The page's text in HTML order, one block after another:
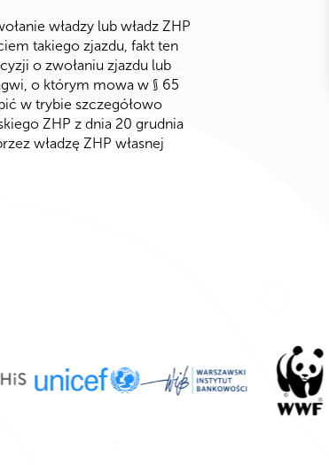
władzy lub władz ZHP
takiego zjazdu, fakt ten
o zwołaniu zjazdu lub
o którym mowa w § 65
w trybie szczegółowo
ZHP z dnia 20 grudnia
władzę ZHP własnej